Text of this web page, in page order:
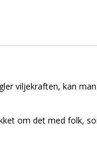
viljekraften, kan
om det med folk,